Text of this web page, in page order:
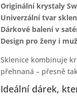
Originální krystaly
Univerzální tvar
Dárkové balení v
Design pro ženy i
Sklenice kombinuje
přehnaná – přesně
Ideální dárek,